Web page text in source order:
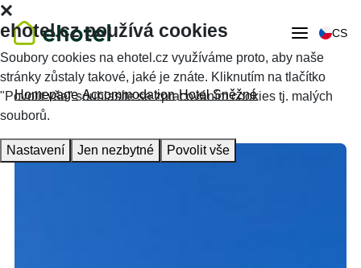
CS
Homepage Accommodation Hotel Sněžné
ehotel.cz používá cookies
Soubory cookies na ehotel.cz využíváme proto, aby naše
stránky zůstaly takové, jaké je znáte. Kliknutím na tlačítko
"Povolit vše" souhlasíte se zpracováním cookies tj. malých
souborů.
Nastavení Jen nezbytné Povolit vše